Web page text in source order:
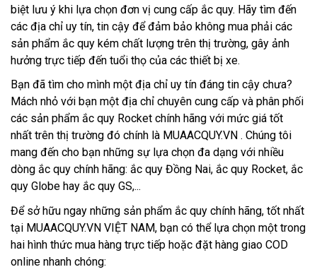
biệt lưu ý khi lựa chọn đơn vị cung cấp ắc quy. Hãy tìm đến
các địa chỉ uy tín, tin cậy để đảm bảo không mua phải các
sản phẩm ắc quy kém chất lượng trên thị trường, gây ảnh
hưởng trực tiếp đến tuổi thọ của các thiết bị xe.
Bạn đã tìm cho mình một địa chỉ uy tín đáng tin cậy chưa?
Mách nhỏ với bạn một địa chỉ chuyên cung cấp và phân phối
các sản phẩm ắc quy Rocket chính hãng với mức giá tốt
nhất trên thị trường đó chính là MUAACQUY.VN . Chúng tôi
mang đến cho bạn những sự lựa chọn đa dạng với nhiều
dòng ắc quy chính hãng: ắc quy Đồng Nai, ắc quy Rocket, ắc
quy Globe hay ắc quy GS,...
Để sở hữu ngay những sản phẩm ắc quy chính hãng, tốt nhất
tại MUAACQUY.VN VIỆT NAM, bạn có thể lựa chọn một trong
hai hình thức mua hàng trực tiếp hoặc đặt hàng giao COD
online nhanh chóng: